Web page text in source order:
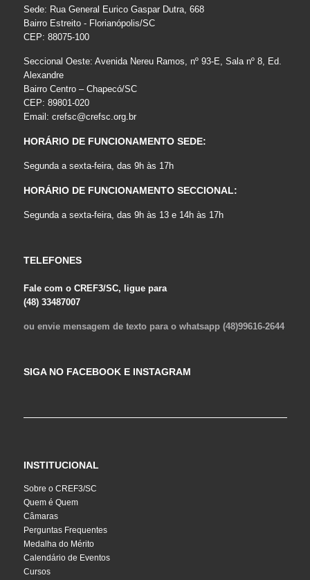
Sede: Rua General Eurico Gaspar Dutra, 668
Bairro Estreito - Florianópolis/SC
CEP: 88075-100
Seccional Oeste: Avenida Nereu Ramos, nº 93-E, Sala nº 8, Ed.
Alexandre
Bairro Centro – Chapecó/SC
CEP: 89801-020
Email: crefsc@crefsc.org.br
HORÁRIO DE FUNCIONAMENTO SEDE:
Segunda a sexta-feira, das 9h às 17h
HORÁRIO DE FUNCIONAMENTO SECCIONAL:
Segunda a sexta-feira, das 9h às 13 e 14h às 17h
TELEFONES
Fale com o CREF3/SC, ligue para
(48) 33487007
ou envie mensagem de texto para o whatsapp (48)99616-2644
SIGA NO FACEBOOK E INSTAGRAM
INSTITUCIONAL
Sobre o CREF3/SC
Quem é Quem
Câmaras
Perguntas Frequentes
Medalha do Mérito
Calendário de Eventos
Cursos